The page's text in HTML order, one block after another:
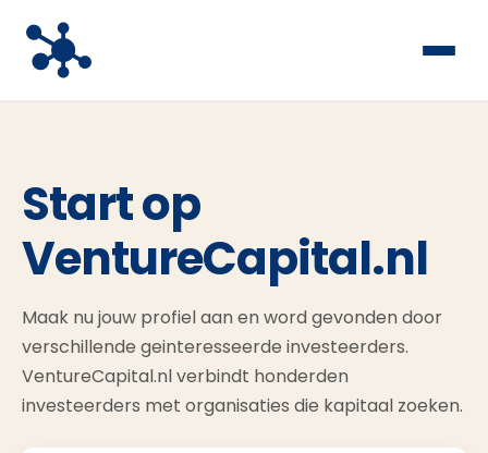
Start op
VentureCapital.nl
Maak nu jouw profiel aan en word gevonden door
verschillende geinteresseerde investeerders.
VentureCapital.nl verbindt honderden
investeerders met organisaties die kapitaal zoeken.